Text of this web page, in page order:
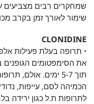
שמחקרים רבים מצביעים
שימור לאורך זמן בקרב
CLONIDINE
• תרופה בעלת פעילות
תוך 5-7 ימים.
הכמיהה לסם, עייפות,
לתרופות ת.ל כגון ירידה